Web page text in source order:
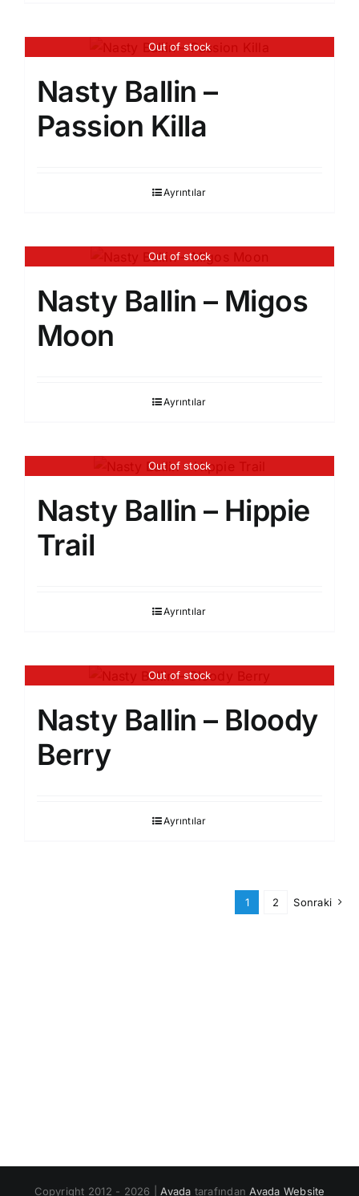
Out of stock
Nasty Ballin –
Passion Killa
Ayrıntılar
Out of stock
Nasty Ballin – Migos
Moon
Ayrıntılar
Out of stock
Nasty Ballin – Hippie
Trail
Ayrıntılar
Out of stock
Nasty Ballin – Bloody
Berry
Ayrıntılar
1 2 Sonraki
Copyright 2012 - 2026 |Avada tarafındanAvada Website